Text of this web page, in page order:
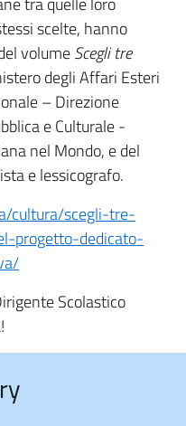
scelte, hanno
volumeScegli tre
degli Affari Esteri
– Direzione
e Culturale -
nel Mondo, e del
e lessicografo.
cultura/scegli-tre-
progetto-dedicato-
Scolastico